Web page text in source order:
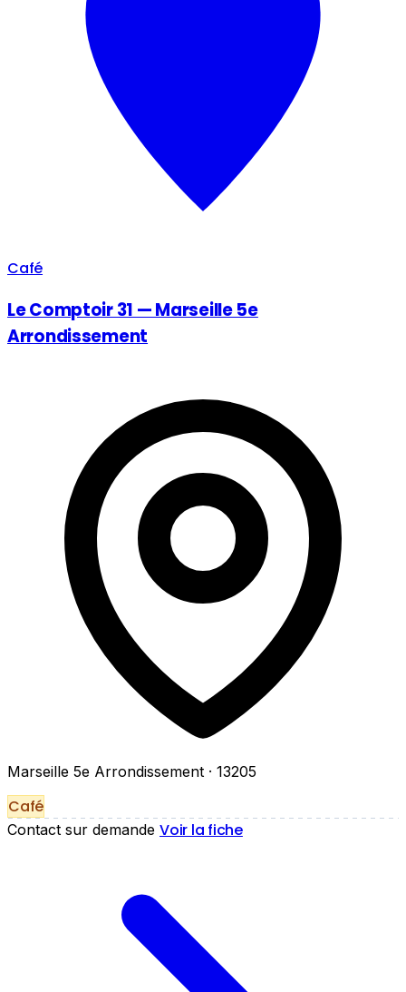
Café
Le Comptoir 31 — Marseille 5e
Arrondissement
Marseille 5e Arrondissement · 13205
Café
Contact sur demande Voir la fiche